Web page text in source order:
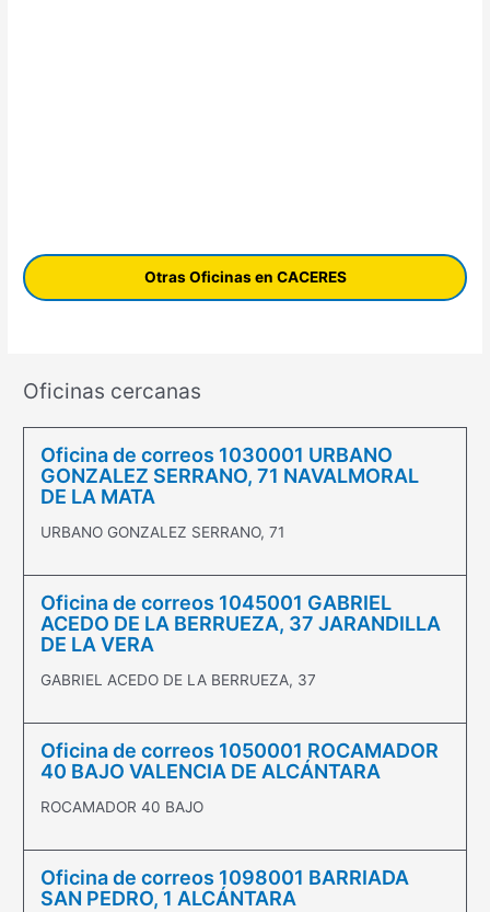
Otras Oficinas en CACERES
Oficinas cercanas
Oficina de correos 1030001 URBANO
GONZALEZ SERRANO, 71 NAVALMORAL
DE LA MATA
URBANO GONZALEZ SERRANO, 71
Oficina de correos 1045001 GABRIEL
ACEDO DE LA BERRUEZA, 37 JARANDILLA
DE LA VERA
GABRIEL ACEDO DE LA BERRUEZA, 37
Oficina de correos 1050001 ROCAMADOR
40 BAJO VALENCIA DE ALCÁNTARA
ROCAMADOR 40 BAJO
Oficina de correos 1098001 BARRIADA
SAN PEDRO, 1 ALCÁNTARA